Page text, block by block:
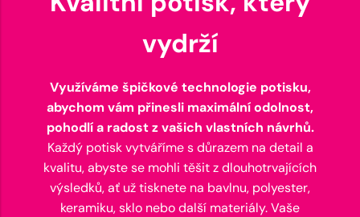
vydrží
Využíváme špičkové technologie potisku,
abychom vám přinesli maximální odolnost,
pohodlí a radost z vašich vlastních návrhů.
Každý potisk vytváříme s důrazem na detail a
kvalitu, abyste se mohli těšit z dlouhotrvajících
výsledků, ať už tisknete na bavlnu, polyester,
keramiku, sklo nebo další materiály. Vaše